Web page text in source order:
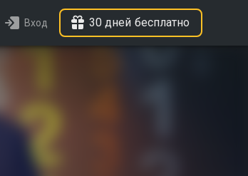
Вход 30 дней бесплатно